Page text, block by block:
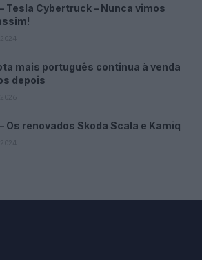
Tesla Cybertruck – Nunca vimos
mais português continua à venda
depois
Os renovados Skoda Scala e Kamiq